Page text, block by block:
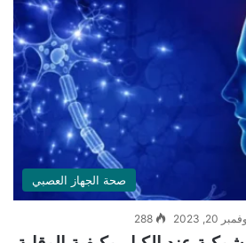
صحة الجهاز العصبي
20, 2023
288